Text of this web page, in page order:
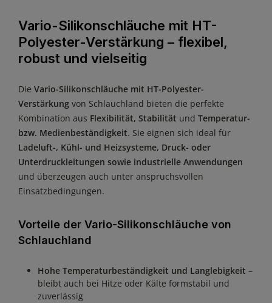
Vario-Silikonschläuche mit HT-
Polyester-Verstärkung – flexibel,
robust und vielseitig
Die Vario-Silikonschläuche mit HT-Polyester-
Verstärkung von Schlauchland bieten die perfekte
Kombination aus Flexibilität, Stabilität und Temperatur-
bzw. Medienbeständigkeit. Sie eignen sich ideal für
Ladeluft-, Kühl- und Heizsysteme, Druck- oder
Unterdruckleitungen sowie industrielle Anwendungen
und überzeugen auch unter anspruchsvollen
Einsatzbedingungen.
Vorteile der Vario-Silikonschläuche von
Schlauchland
Hohe Temperaturbeständigkeit und Langlebigkeit –
bleibt auch bei Hitze oder Kälte formstabil und
zuverlässig